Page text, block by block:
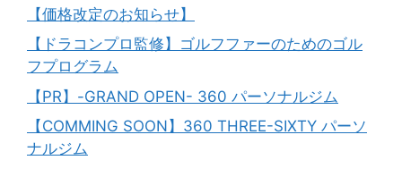
【価格改定のお知らせ】
【ドラコンプロ監修】ゴルフファーのためのゴル
フプログラム
【PR】-GRAND OPEN- 360 パーソナルジム
【COMMING SOON】360 THREE-SIXTY パーソ
ナルジム